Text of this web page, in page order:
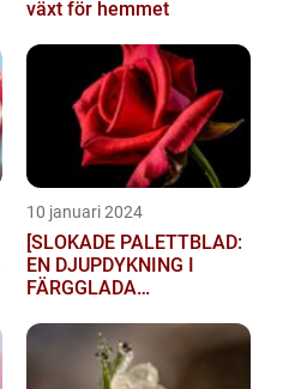
växt för hemmet
10 januari 2024
[SLOKADE PALETTBLAD:
EN DJUPDYKNING I
FÄRGGLADA
UNDERBARA VÄRLD]